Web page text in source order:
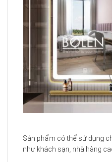
Sản phẩm có thể sử dụng
như khách sạn, nhà hàng